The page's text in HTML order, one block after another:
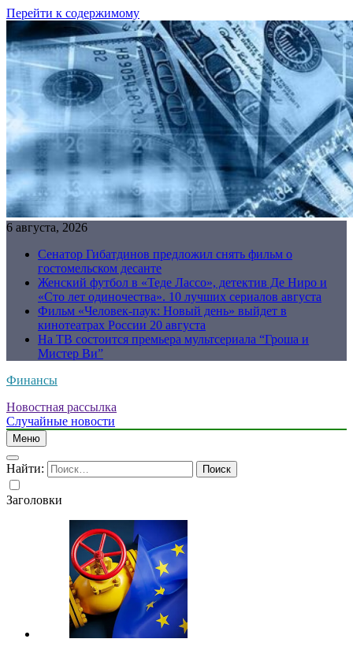
Перейти к содержимому
6 августа, 2026
Сенатор Гибатдинов предложил снять фильм о
гостомельском десанте
Женский футбол в «Теде Лассо», детектив Де Ниро и
«Сто лет одиночества». 10 лучших сериалов августа
Фильм «Человек-паук: Новый день» выйдет в
кинотеатрах России 20 августа
На ТВ состоится премьера мультсериала “Гроша и
Мистер Ви”
Финансы
Новостная рассылка
Случайные новости
Меню
Найти:
Заголовки